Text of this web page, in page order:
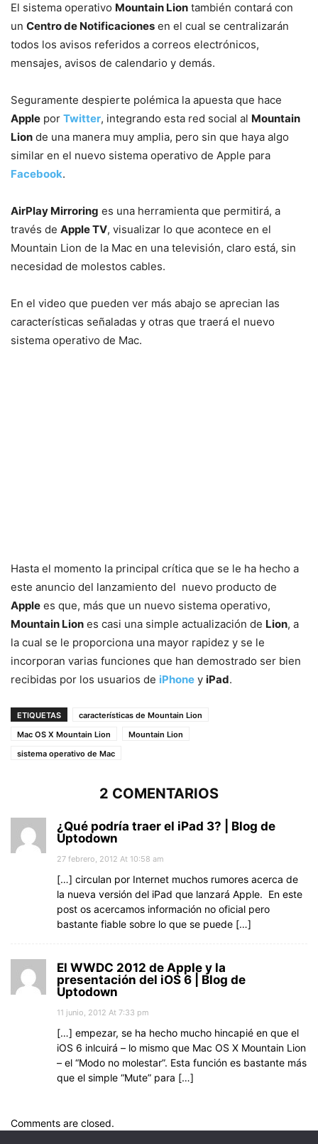
El sistema operativo Mountain Lion también contará con
un Centro de Notificaciones en el cual se centralizarán
todos los avisos referidos a correos electrónicos,
mensajes, avisos de calendario y demás.
Seguramente despierte polémica la apuesta que hace
Apple por Twitter, integrando esta red social al Mountain
Lion de una manera muy amplia, pero sin que haya algo
similar en el nuevo sistema operativo de Apple para
Facebook.
AirPlay Mirroring es una herramienta que permitirá, a
través de Apple TV, visualizar lo que acontece en el
Mountain Lion de la Mac en una televisión, claro está, sin
necesidad de molestos cables.
En el video que pueden ver más abajo se aprecian las
características señaladas y otras que traerá el nuevo
sistema operativo de Mac.
Hasta el momento la principal crítica que se le ha hecho a
este anuncio del lanzamiento del nuevo producto de
Apple es que, más que un nuevo sistema operativo,
Mountain Lion es casi una simple actualización de Lion, a
la cual se le proporciona una mayor rapidez y se le
incorporan varias funciones que han demostrado ser bien
recibidas por los usuarios de iPhone y iPad.
ETIQUETAS
características de Mountain Lion
Mac OS X Mountain Lion
Mountain Lion
sistema operativo de Mac
2 COMENTARIOS
¿Qué podría traer el iPad 3? | Blog de
Uptodown
27 febrero, 2012 At 10:58 am
[…] circulan por Internet muchos rumores acerca de
la nueva versión del iPad que lanzará Apple. En este
post os acercamos información no oficial pero
bastante fiable sobre lo que se puede […]
El WWDC 2012 de Apple y la
presentación del iOS 6 | Blog de
Uptodown
11 junio, 2012 At 7:33 pm
[…] empezar, se ha hecho mucho hincapié en que el
iOS 6 inlcuirá – lo mismo que Mac OS X Mountain Lion
– el “Modo no molestar”. Esta función es bastante más
que el simple “Mute” para […]
Comments are closed.